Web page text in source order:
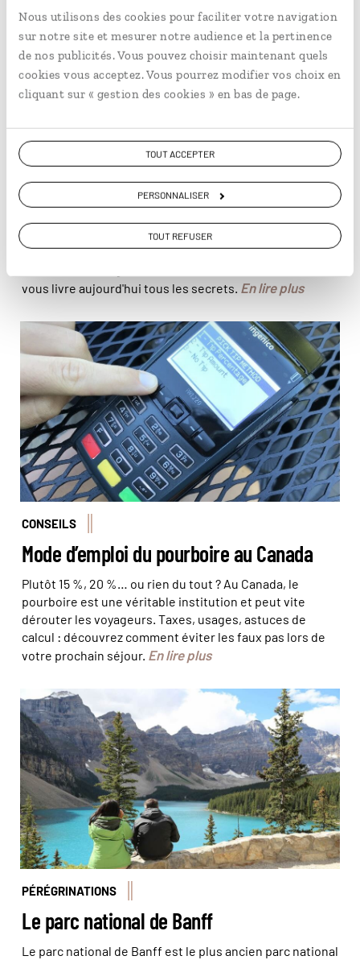
Nous utilisons des cookies pour faciliter votre navigation
sur notre site et mesurer notre audience et la pertinence
de nos publicités. Vous pouvez choisir maintenant quels
cookies vous acceptez. Vous pourrez modifier vos choix en
cliquant sur « gestion des cookies » en bas de page.
TOUT ACCEPTER
PERSONNALISER
TOUT REFUSER
Port Renfrew, le secret de Vancouver
Partie en road trip dans l'Ouest canadien, Manon a fait
étape sur l'île de Vancouver. Elle y a découvert Port
vous livre aujourd'hui tous les secrets. En lire plus
© Manon Pointeaux
CONSEILS
Mode d’emploi du pourboire au Canada
Plutôt 15 %, 20 %… ou rien du tout ? Au Canada, le
pourboire est une véritable institution et peut vite
dérouter les voyageurs. Taxes, usages, astuces de
calcul : découvrez comment éviter les faux pas lors de
votre prochain séjour. En lire plus
Le lac Moraine, le plus connu du parc national de Banff
©breaktime
PÉRÉGRINATIONS
Le parc national de Banff
Le parc national de Banff est le plus ancien parc national